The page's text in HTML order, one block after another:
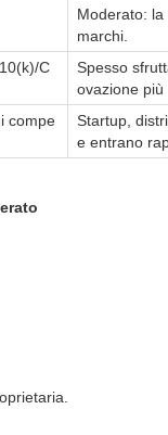
Moderato:
marchi.
C
Spesso
ovazione più
compe
Startup,
e entrano